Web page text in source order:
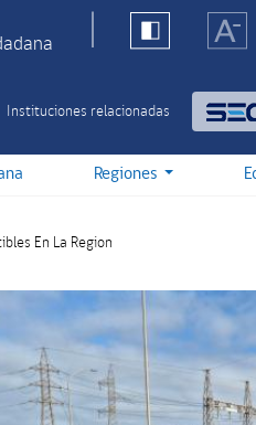
Instituciones relacionadas
Regiones
En La Region